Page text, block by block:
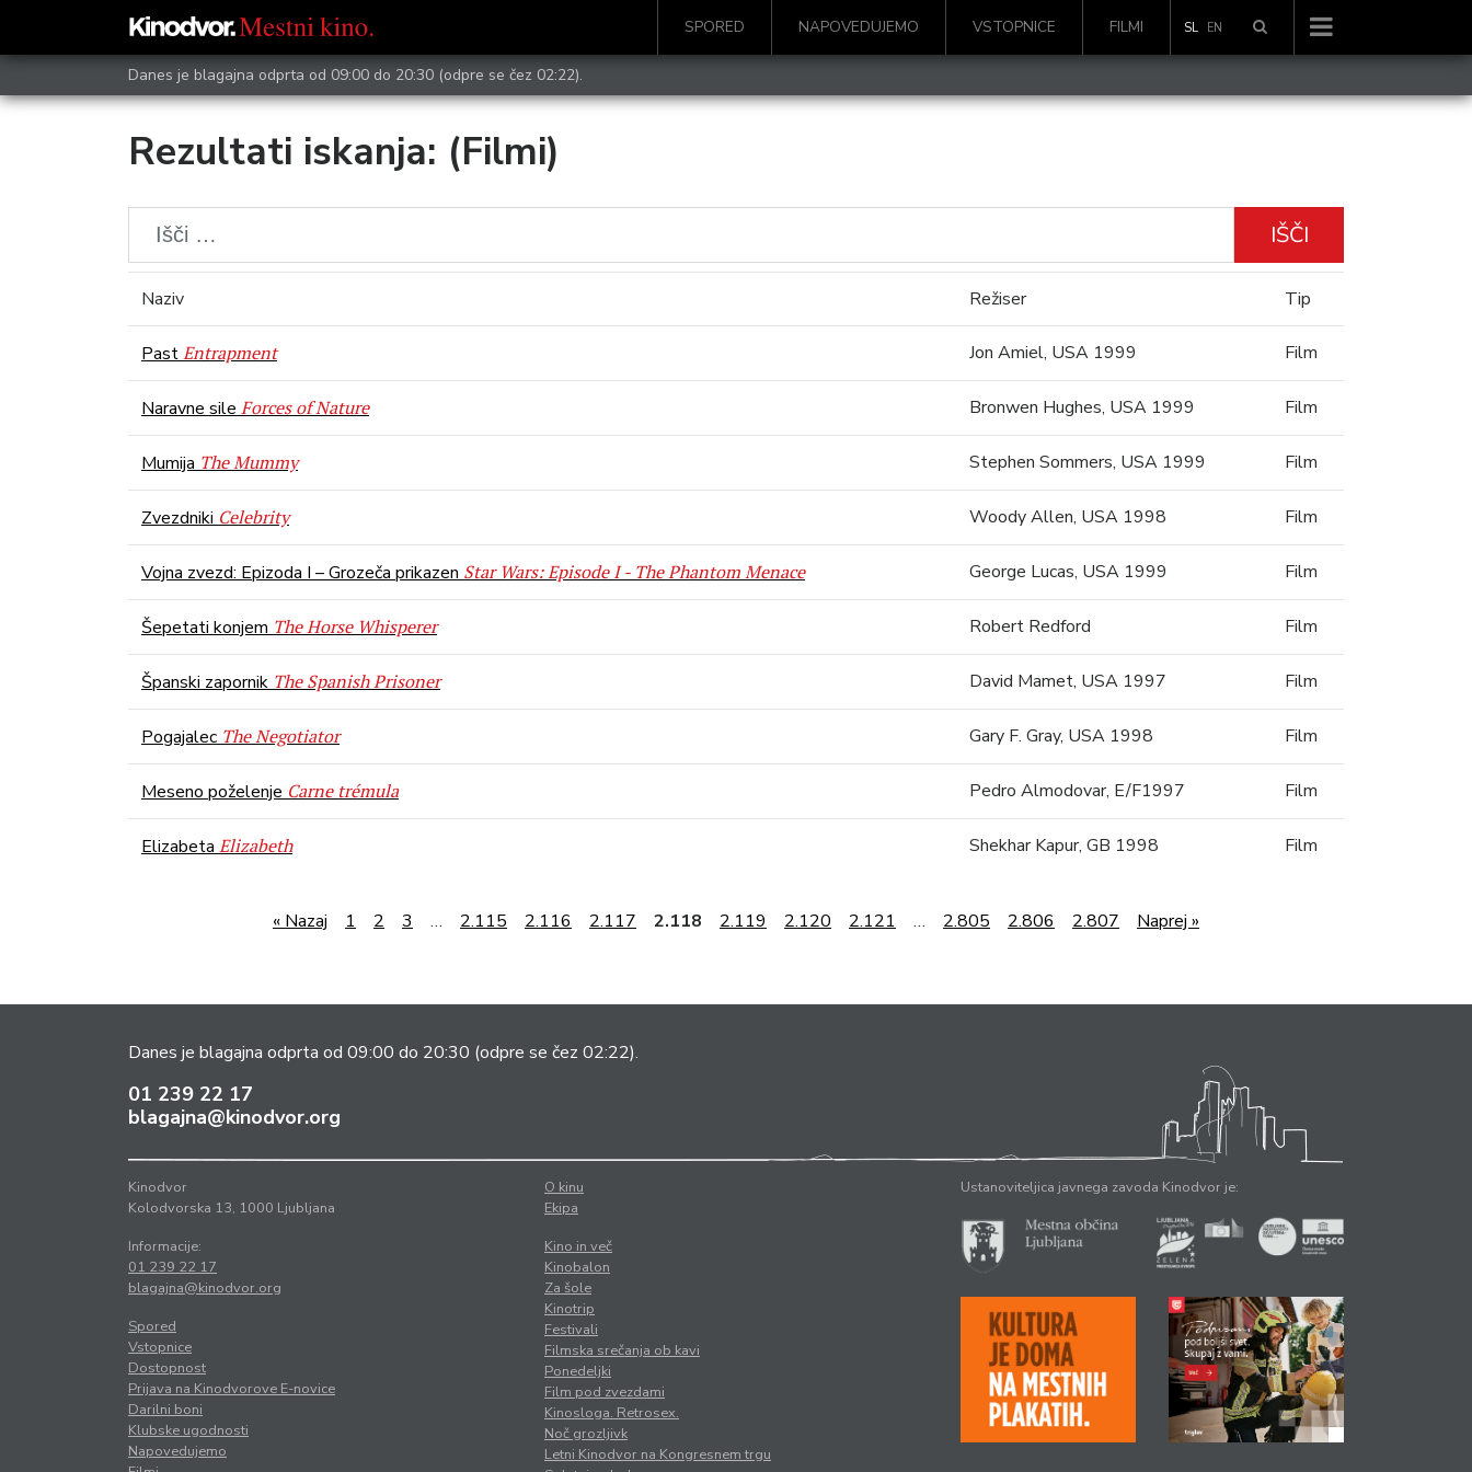
SPORED NAPOVEDUJEMO VSTOPNICE FILMI SL EN
Danes je blagajna odprta od 09:00 do 20:30 (odpre se čez 02:22).
Rezultati iskanja: (Filmi)
IŠČI
Naziv Režiser Tip
PastEntrapment Jon Amiel, USA 1999 Film
Naravne sile Forces of Nature Bronwen Hughes, USA 1999 Film
Mumija The Mummy Stephen Sommers, USA 1999 Film
Zvezdniki Celebrity Woody Allen, USA 1998 Film
Vojna zvezd: Epizoda I – Grozeča prikazen Star Wars: Episode I - The Phantom Menace George Lucas, USA 1999 Film
Šepetati konjem The Horse Whisperer Robert Redford Film
Španski zapornik The Spanish Prisoner David Mamet, USA 1997 Film
Pogajalec The Negotiator Gary F. Gray, USA 1998 Film
Meseno poželenje Carne trémula Pedro Almodovar, E/F1997 Film
Elizabeta Elizabeth Shekhar Kapur, GB 1998 Film
« Nazaj 1 2 3 … 2.115 2.116 2.117 2.118 2.119 2.120 2.121 … 2.805 2.806 2.807 Naprej »
Danes je blagajna odprta od 09:00 do 20:30 (odpre se čez 02:22).
01 239 22 17
blagajna@kinodvor.org
Kinodvor
Kolodvorska 13, 1000 Ljubljana
Informacije:
01 239 22 17
blagajna@kinodvor.org
Spored
Vstopnice
Dostopnost
Prijava na Kinodvorove E-novice
Darilni boni
Klubske ugodnosti
Napovedujemo
O kinu
Ekipa
Kino in več
Kinobalon
Za šole
Kinotrip
Festivali
Filmska srečanja ob kavi
Ponedeljki
Film pod zvezdami
Kinosloga. Retrosex.
Noč grozljivk
Letni Kinodvor na Kongresnem trgu
Ustanoviteljica javnega zavoda Kinodvor je: